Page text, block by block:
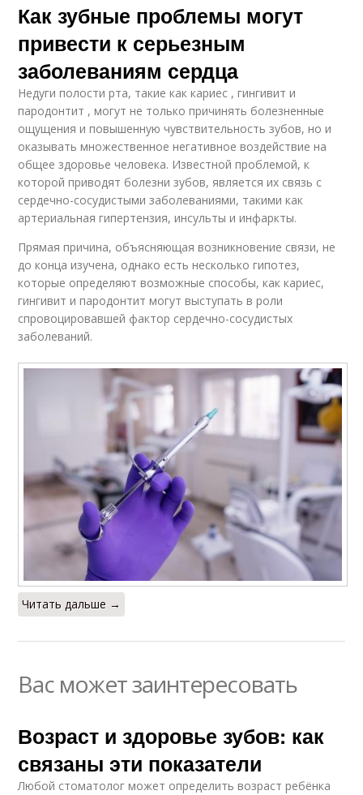
Осложнения от
проблем
Как зубные проблемы могут
привести к серьезным
заболеваниям сердца
Недуги полости рта, такие как кариес , гингивит и
пародонтит , могут не только причинять болезненные
ощущения и повышенную чувствительность зубов, но и
оказывать множественное негативное воздействие на
общее здоровье человека. Известной проблемой, к
которой приводят болезни зубов, является их связь с
сердечно-сосудистыми заболеваниями, такими как
артериальная гипертензия, инсульты и инфаркты.
Прямая причина, объясняющая возникновение связи, не
до конца изучена, однако есть несколько гипотез,
которые определяют возможные способы, как кариес,
гингивит и пародонтит могут выступать в роли
спровоцировавшей фактор сердечно-сосудистых
заболеваний.
Читать дальше →
Вас может заинтересовать
Возраст и здоровье зубов: как
связаны эти показатели
Любой стоматолог может определить возраст ребёнка